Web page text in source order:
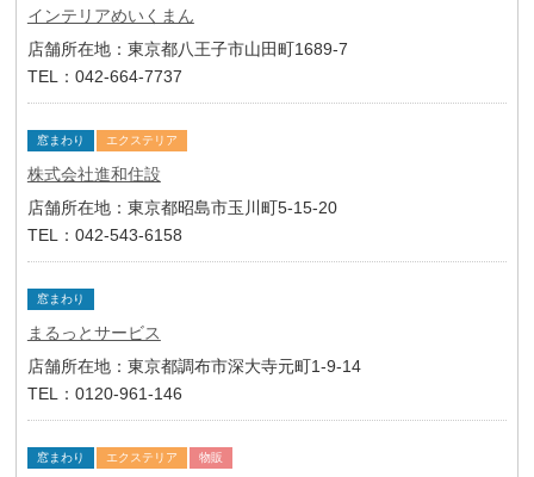
インテリアめいくまん
店舗所在地：東京都八王子市山田町1689-7
TEL：042-664-7737
窓まわり エクステリア
株式会社進和住設
店舗所在地：東京都昭島市玉川町5-15-20
TEL：042-543-6158
窓まわり
まるっとサービス
店舗所在地：東京都調布市深大寺元町1-9-14
TEL：0120-961-146
窓まわり エクステリア 物販